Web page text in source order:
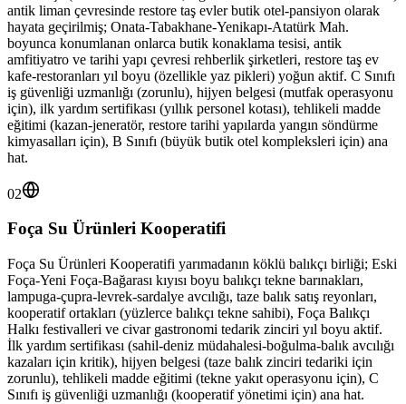
antik liman çevresinde restore taş evler butik otel-pansiyon olarak
hayata geçirilmiş; Onata-Tabakhane-Yenikapı-Atatürk Mah.
boyunca konumlanan onlarca butik konaklama tesisi, antik
amfitiyatro ve tarihi yapı çevresi rehberlik şirketleri, restore taş ev
kafe-restoranları yıl boyu (özellikle yaz pikleri) yoğun aktif. C Sınıfı
iş güvenliği uzmanlığı (zorunlu), hijyen belgesi (mutfak operasyonu
için), ilk yardım sertifikası (yıllık personel kotası), tehlikeli madde
eğitimi (kazan-jeneratör, restore tarihi yapılarda yangın söndürme
kimyasalları için), B Sınıfı (büyük butik otel kompleksleri için) ana
hat.
02
Foça Su Ürünleri Kooperatifi
Foça Su Ürünleri Kooperatifi yarımadanın köklü balıkçı birliği; Eski
Foça-Yeni Foça-Bağarası kıyısı boyu balıkçı tekne barınakları,
lampuga-çupra-levrek-sardalye avcılığı, taze balık satış reyonları,
kooperatif ortakları (yüzlerce balıkçı tekne sahibi), Foça Balıkçı
Halkı festivalleri ve civar gastronomi tedarik zinciri yıl boyu aktif.
İlk yardım sertifikası (sahil-deniz müdahalesi-boğulma-balık avcılığı
kazaları için kritik), hijyen belgesi (taze balık zinciri tedariki için
zorunlu), tehlikeli madde eğitimi (tekne yakıt operasyonu için), C
Sınıfı iş güvenliği uzmanlığı (kooperatif yönetimi için) ana hat.